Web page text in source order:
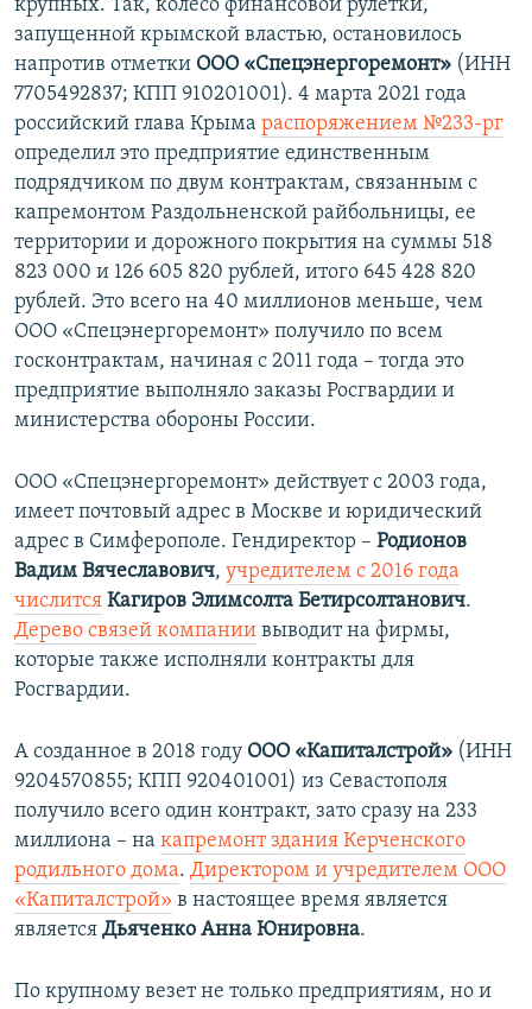
крупных. Так, колесо финансовой рулетки,
запущенной крымской властью, остановилось
напротив отметки ООО «Спецэнергоремонт» (ИНН
7705492837; КПП 910201001). 4 марта 2021 года
российский глава Крыма распоряжением №233-рг
определил это предприятие единственным
подрядчиком по двум контрактам, связанным с
капремонтом Раздольненской райбольницы, ее
территории и дорожного покрытия на суммы 518
823 000 и 126 605 820 рублей, итого 645 428 820
рублей. Это всего на 40 миллионов меньше, чем
ООО «Спецэнергоремонт» получило по всем
госконтрактам, начиная с 2011 года – тогда это
предприятие выполняло заказы Росгвардии и
министерства обороны России.
ООО «Спецэнергоремонт» действует с 2003 года,
имеет почтовый адрес в Москве и юридический
адрес в Симферополе. Гендиректор – Родионов
Вадим Вячеславович, учредителем с 2016 года
числится Кагиров Элимсолта Бетирсолтанович.
Дерево связей компании выводит на фирмы,
которые также исполняли контракты для
Росгвардии.
А созданное в 2018 году ООО «Капиталстрой» (ИНН
9204570855; КПП 920401001) из Севастополя
получило всего один контракт, зато сразу на 233
миллиона – на капремонт здания Керченского
родильного дома. Директором и учредителем ООО
«Капиталстрой» в настоящее время является
является Дьяченко Анна Юнировна.
По крупному везет не только предприятиям, но и